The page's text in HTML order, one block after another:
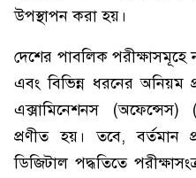
উপস্থাপন করা হয়।
দেশের পাবলিক পরীক্ষাসমূহে
এবং বিভিন্ন ধরনের অনিয়ম
এক্সামিনেশনস (অফেন্সেস)
প্রণীত হয়। তবে, বর্তমান
ডিজিটাল পদ্ধতিতে